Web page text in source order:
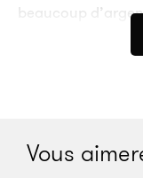
beaucoup
j’espère que ce
Quelle a été la
Vous